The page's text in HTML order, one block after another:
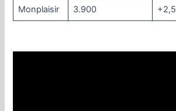
Monplaisir 3.900